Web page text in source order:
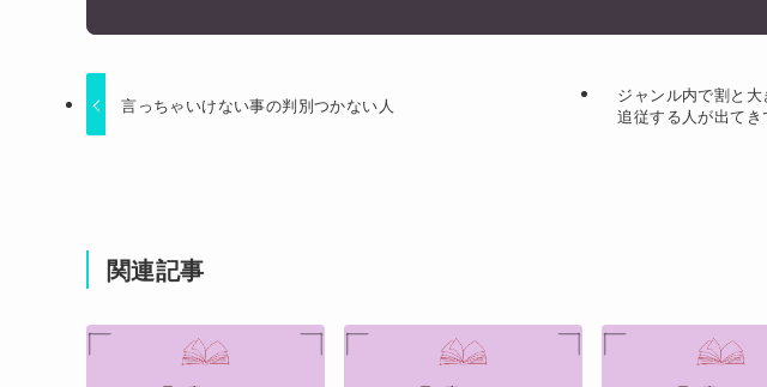
言っちゃいけない事の判別つかない人
ジャンル内で割と大
追従する人が出てき
関連記事